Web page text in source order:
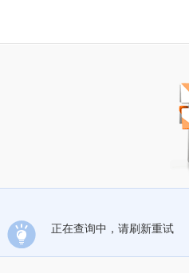
正在查询中，请刷新重试